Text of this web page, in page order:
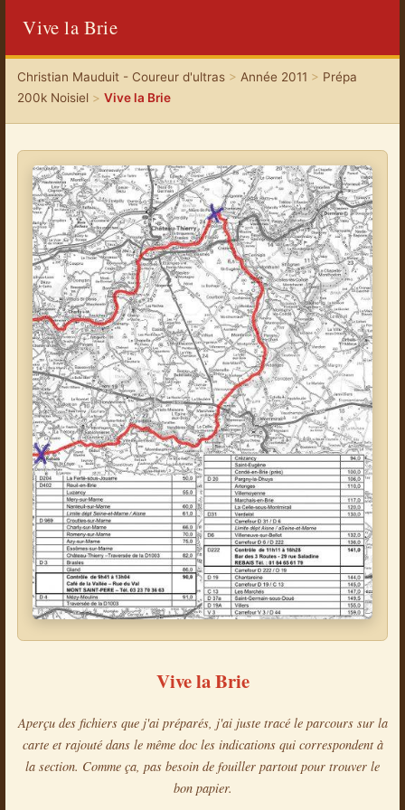
Vive la Brie
Christian Mauduit - Coureur d'ultras> Année 2011 > Prépa
200k Noisiel> Vive la Brie
Vive la Brie
Aperçu des fichiers que j'ai préparés, j'ai juste tracé le parcours sur la
carte et rajouté dans le même doc les indications qui correspondent à
la section. Comme ça, pas besoin de fouiller partout pour trouver le
bon papier.